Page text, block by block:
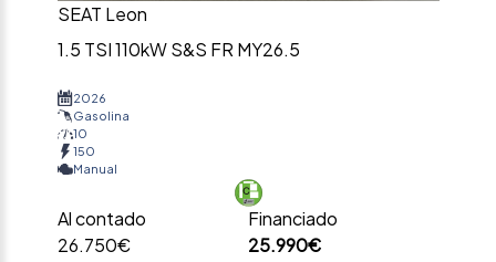
SEAT Leon
1.5 TSI 110kW S&S FR MY26.5
2026
Gasolina
10
150
Manual
Al contado
26.750€
Financiado
25.990€